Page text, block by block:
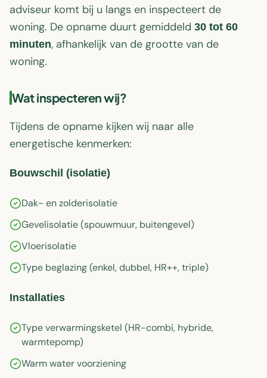
adviseur komt bij u langs en inspecteert de
woning. De opname duurt gemiddeld 30 tot 60
minuten, afhankelijk van de grootte van de
woning.
Wat inspecteren wij?
Tijdens de opname kijken wij naar alle
energetische kenmerken:
Bouwschil (isolatie)
Dak- en zolderisolatie
Gevelisolatie (spouwmuur, buitengevel)
Vloerisolatie
Type beglazing (enkel, dubbel, HR++, triple)
Installaties
Type verwarmingsketel (HR-combi, hybride,
warmtepomp)
Warm water voorziening